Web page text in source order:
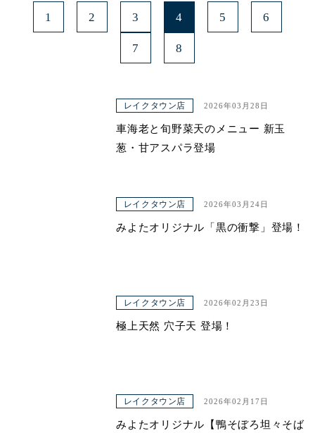
1 2 3 4 5 6
7 8
レイクタウン店 2026年03月28日
車海老と旬野菜天のメニュー 新玉
葱・甘アスパラ登場
レイクタウン店 2026年03月24日
みよたオリジナル「黒の衝撃」登場！
レイクタウン店 2026年02月23日
極上天然 穴子天 登場！
レイクタウン店 2026年02月17日
みよたオリジナル【鴨そぼろ坦々そば